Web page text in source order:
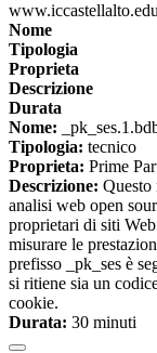
Nome
Tipologia
Proprieta
Descrizione
Durata
Nome:
Tipologia: tecnico
Proprieta: Prime
Descrizione: Questo
analisi web open
proprietari di siti
misurare le
prefisso _pk_ses è
si ritiene sia un
cookie.
Durata: 30 minuti